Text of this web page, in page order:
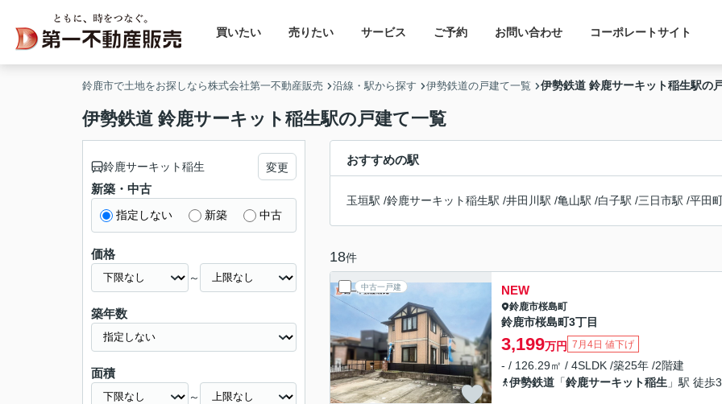
買いたい 売りたい サービス ご予約 お問い合わせ コーポレートサイト
鈴鹿市で土地をお探しなら株式会社第一不動産販売 沿線・駅から探す 伊勢鉄道の戸建て一覧 伊勢鉄道 鈴鹿サーキット稲生駅の
伊勢鉄道 鈴鹿サーキット稲生駅の戸建て一覧
おすすめの駅
玉垣駅 /鈴鹿サーキット稲生駅 /井田川駅 /亀山駅 /白子駅 /三日市駅 /平田
18件
中古一戸建 NEW
鈴鹿市桜島町
鈴鹿市桜島町3丁目
3,199万円 7月4日 値下げ
- / 126.29㎡ / 4SLDK /築25年 /2階建
伊勢鉄道 「鈴鹿サーキット稲生 」駅 徒歩
鈴鹿サーキット稲生 変更
新築・中古
指定しない 新築 中古
価格
～
築年数
面積
～